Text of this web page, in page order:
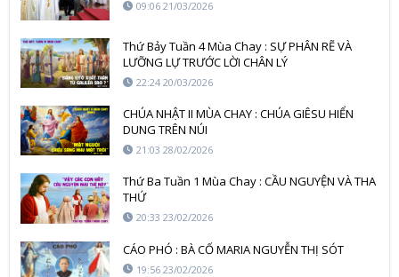
09:06 21/03/2026
Thứ Bảy Tuần 4 Mùa Chay : SỰ PHÂN RẼ VÀ
LƯỠNG LỰ TRƯỚC LỜI CHÂN LÝ
22:24 20/03/2026
CHÚA NHẬT II MÙA CHAY : CHÚA GIÊSU HIỂN
DUNG TRÊN NÚI
21:03 28/02/2026
Thứ Ba Tuần 1 Mùa Chay : CẦU NGUYỆN VÀ THA
THỨ
20:33 23/02/2026
CÁO PHÓ : BÀ CỐ MARIA NGUYỄN THỊ SÓT
19:56 23/02/2026